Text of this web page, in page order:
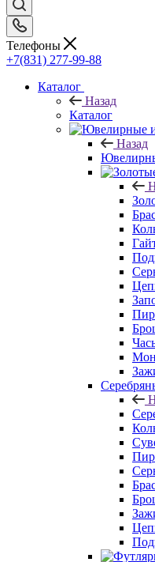
Телефоны
+7(831) 277-99-88
Каталог
Назад
Каталог
Назад